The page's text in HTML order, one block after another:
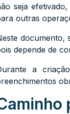
seja
outras
documento,
depende de
a